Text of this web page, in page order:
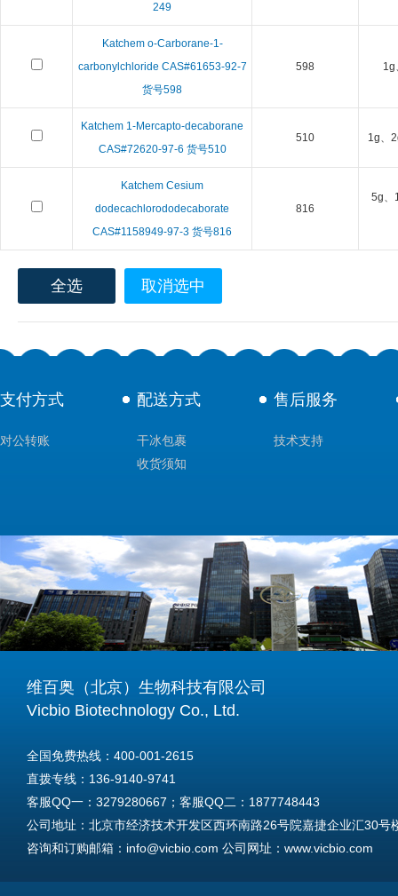
249
Katchem o-Carborane-1-
carbonylchloride CAS#61653-92-7
货号598
598 1g
Katchem 1-Mercapto-decaborane
CAS#72620-97-6 货号510
510 1g、
Katchem Cesium
dodecachlorododecaborate
CAS#1158949-97-3 货号816
816
5g、
全选 取消选中
支付方式
对公转账
配送方式
干冰包裹
收货须知
售后服务
技术支持
维百奥（北京）生物科技有限公司
Vicbio Biotechnology Co., Ltd.
全国免费热线：400-001-2615
直拨专线：136-9140-9741
客服QQ一：3279280667；客服QQ二：1877748443
公司地址：北京市经济技术开发区西环南路26号院嘉捷企业汇30号
咨询和订购邮箱：info@vicbio.com 公司网址：www.vicbio.com